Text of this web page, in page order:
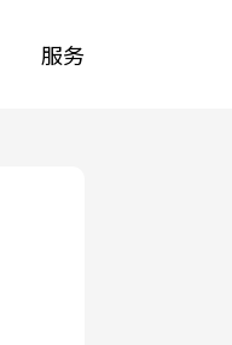
服务